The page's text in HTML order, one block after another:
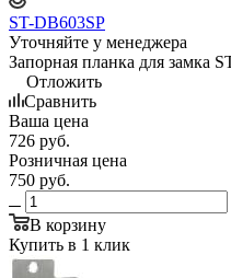
ST-DB603SP
Уточняйте у менеджера
Запорная планка для замка
Отложить
Сравнить
Ваша цена
726 руб.
Розничная цена
750 руб.
В корзину
Купить в 1 клик